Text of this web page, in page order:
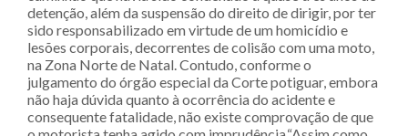
detenção, além da suspensão do direito de dirigir, por ter
sido responsabilizado em virtude de um homicídio e
lesões corporais, decorrentes de colisão com uma moto,
na Zona Norte de Natal. Contudo, conforme o
julgamento do órgão especial da Corte potiguar, embora
não haja dúvida quanto à ocorrência do acidente e
consequente fatalidade, não existe comprovação de que